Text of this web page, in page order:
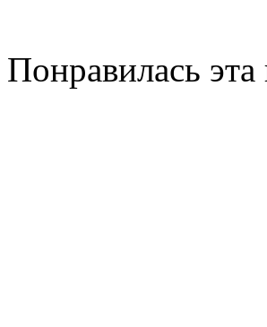
Понравилась